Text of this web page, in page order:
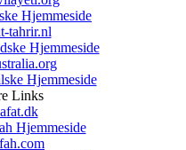
Hjemmeside
tahrir.nl
Hjemmeside
Hjemmeside
Links
Hjemmeside